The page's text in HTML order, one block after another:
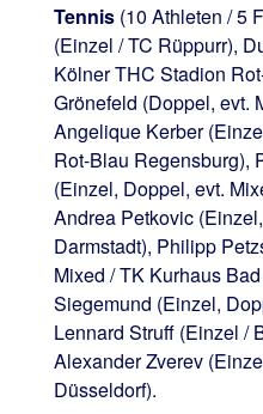
Tennis(10 Athleten / 5
(Einzel / TC Rüppurr),
Kölner THC Stadion
Grönefeld (Doppel, evt.
Angelique Kerber
Rot-Blau Regensburg),
(Einzel, Doppel, evt.
Andrea Petkovic
Darmstadt), Philipp
Mixed / TK Kurhaus
Siegemund (Einzel,
Lennard Struff (Einzel /
Alexander Zverev
Düsseldorf).